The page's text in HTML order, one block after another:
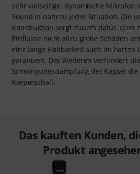
sehr vielseitige, dynamische Mikrofon
Sound in nahezu jeder Situation. Die
Konstruktion sorgt zudem dafür, dass
Einflüsse nicht allzu große Schäden
eine lange Haltbarkeit auch im harten
garantiert. Des Weiteren verhindert
Schwingungsdämpfung der Kapsel
Körperschall.
Das kauften Kunden,
Produkt